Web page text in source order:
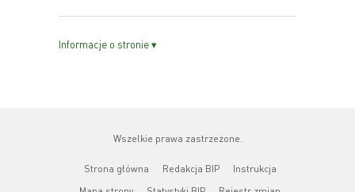
Informacje o stronie ▾
Wszelkie prawa zastrzeżone.
Strona główna Redakcja BIP
Instrukcja